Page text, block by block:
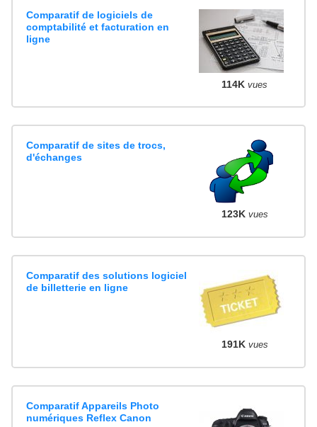
Comparatif de logiciels de
comptabilité et facturation en
ligne
114K vues
Comparatif de sites de trocs,
d'échanges
123K vues
Comparatif des solutions logiciel
de billetterie en ligne
191K vues
Comparatif Appareils Photo
numériques Reflex Canon